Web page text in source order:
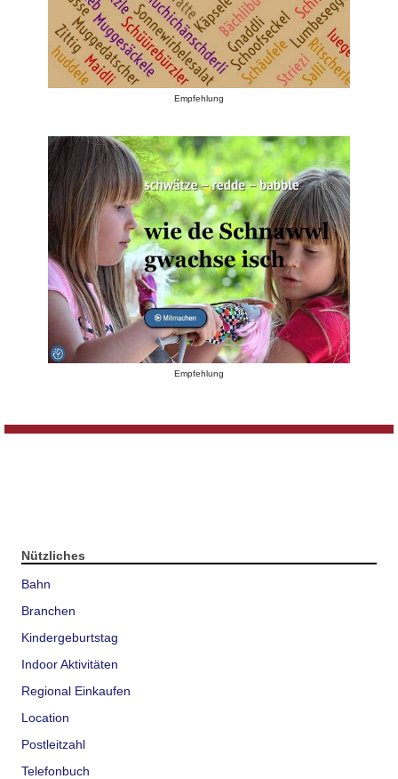
Empfehlung
Empfehlung
Nützliches
Bahn
Branchen
Kindergeburtstag
Indoor Aktivitäten
Regional Einkaufen
Location
Postleitzahl
Telefonbuch